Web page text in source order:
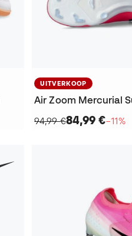
UITVERKOOP
94,99 €84,99 €−11%